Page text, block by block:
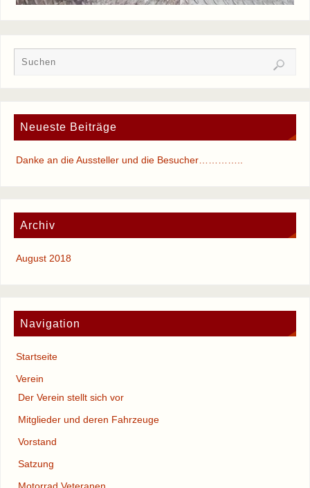
Neueste Beiträge
Danke an die Aussteller und die Besucher…………..
Archiv
August 2018
Navigation
Startseite
Verein
Der Verein stellt sich vor
Mitglieder und deren Fahrzeuge
Vorstand
Satzung